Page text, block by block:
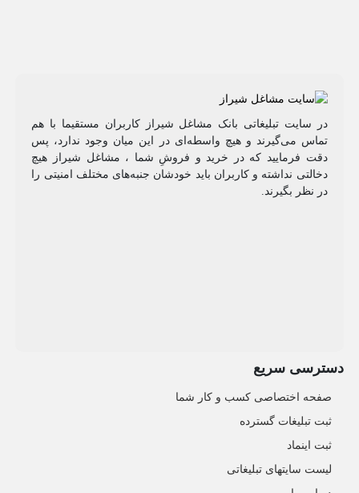
در سایت تبلیغاتی بانک مشاغل شیراز کاربران مستقیما با هم
تماس می‌گیرند و هیچ واسطه‌ای در این میان وجود ندارد، پس
دقت فرمایید که در خرید و فروشِ شما ، مشاغل شیراز هیچ
دخالتی نداشته و کاربران باید خودشان جنبه‌های مختلف امنیتی را
در نظر بگیرند.
دسترسی سریع
صفحه اختصاصی کسب و کار شما
ثبت تبلیغات گسترده
ثبت اینماد
لیست سایتهای تبلیغاتی